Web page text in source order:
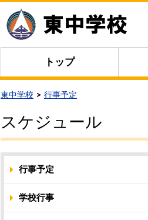
トップ
東中学校 行事予定
スケジュール
行事予定
学校行事